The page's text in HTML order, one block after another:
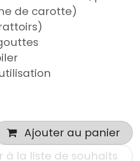
de carotte)
Ajouter au panier
à la liste de souhaits